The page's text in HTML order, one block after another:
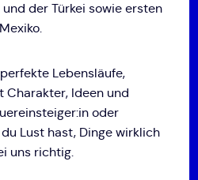
der Türkei sowie ersten
Lebensläufe,
Charakter, Ideen und
oder
Lust hast, Dinge wirklich
uns richtig.